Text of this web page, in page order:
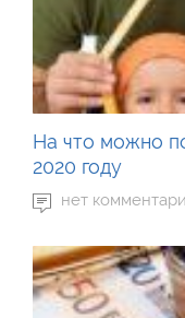
На что можно
2020 году
нет